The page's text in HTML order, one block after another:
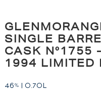
SINGLE
CASK N°1755
1994 LIMITED
46% | 0.70L